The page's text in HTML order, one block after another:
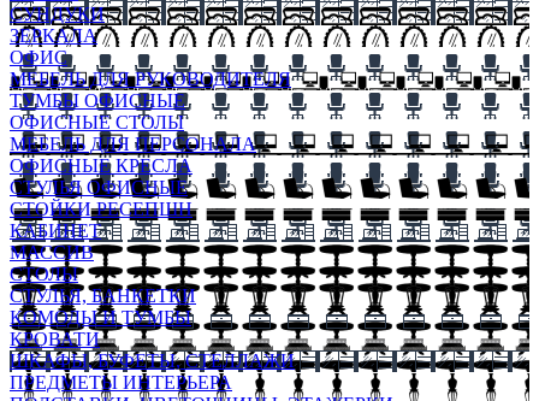
СУНДУКИ
ЗЕРКАЛА
ОФИС
МЕБЕЛЬ ДЛЯ РУКОВОДИТЕЛЯ
ТУМБЫ ОФИСНЫЕ
ОФИСНЫЕ СТОЛЫ
МЕБЕЛЬ ДЛЯ ПЕРСОНАЛА
ОФИСНЫЕ КРЕСЛА
СТУЛЬЯ ОФИСНЫЕ
СТОЙКИ РЕСЕПШН
КАБИНЕТ
МАССИВ
СТОЛЫ
СТУЛЬЯ, БАНКЕТКИ
КОМОДЫ И ТУМБЫ
КРОВАТИ
ШКАФЫ, БУФЕТЫ, СТЕЛЛАЖИ
ПРЕДМЕТЫ ИНТЕРЬЕРА